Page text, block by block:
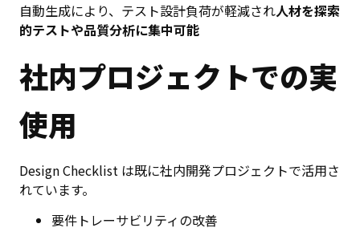
自動生成により、テスト設計負荷が軽減され人材を探索
的テストや品質分析に集中可能
社内プロジェクトでの実
使用
Design Checklist は既に社内開発プロジェクトで活用さ
れています。
要件トレーサビリティの改善